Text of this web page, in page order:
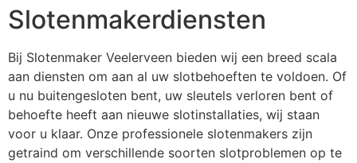
Slotenmakerdiensten
Bij Slotenmaker Veelerveen bieden wij een breed scala
aan diensten om aan al uw slotbehoeften te voldoen. Of
u nu buitengesloten bent, uw sleutels verloren bent of
behoefte heeft aan nieuwe slotinstallaties, wij staan
voor u klaar. Onze professionele slotenmakers zijn
getraind om verschillende soorten slotproblemen op te